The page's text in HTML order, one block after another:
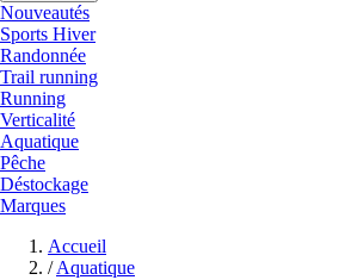
Nouveautés
Sports Hiver
Randonnée
Trail running
Running
Verticalité
Aquatique
Pêche
Déstockage
Marques
Accueil
/ Aquatique